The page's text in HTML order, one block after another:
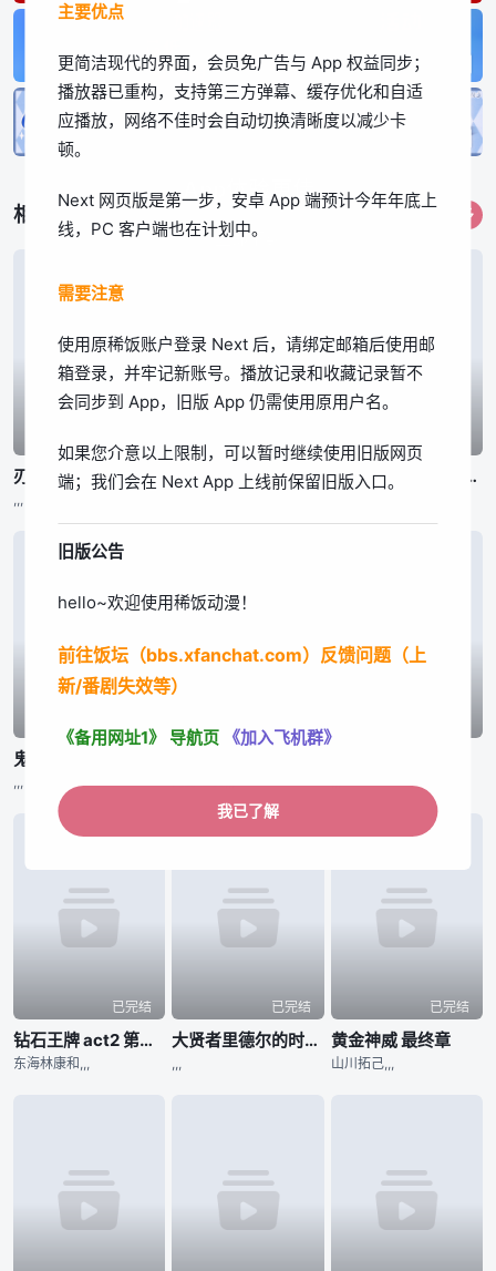
App体验更佳
立即下载
相关作品 更多
已完结
刃牙道 第2部分
,,,
已完结
刃牙道 第2部分 公立海老栖川高校天闷部
已完结
鬼泣 第二季
已完结
已完结
钻石王牌 act2 第二季
东海林康和,,,
已完结
大贤者里德尔的时空逆行
,,,
已完结
黄金神威 最终章
山川拓己,,,
主要优点
更简洁现代的界面，会员免广告与 App 权益同步；
播放器已重构，支持第三方弹幕、缓存优化和自适
应播放，网络不佳时会自动切换清晰度以减少卡
顿。
Next 网页版是第一步，安卓 App 端预计今年年底上
线，PC 客户端也在计划中。
需要注意
使用原稀饭账户登录 Next 后，请绑定邮箱后使用邮
箱登录，并牢记新账号。播放记录和收藏记录暂不
会同步到 App，旧版 App 仍需使用原用户名。
如果您介意以上限制，可以暂时继续使用旧版网页
端；我们会在 Next App 上线前保留旧版入口。
旧版公告
hello~欢迎使用稀饭动漫！
前往饭坛（bbs.xfanchat.com）反馈问题（上
新/番剧失效等）
《备用网址1》 导航页 《加入飞机群》
我已了解